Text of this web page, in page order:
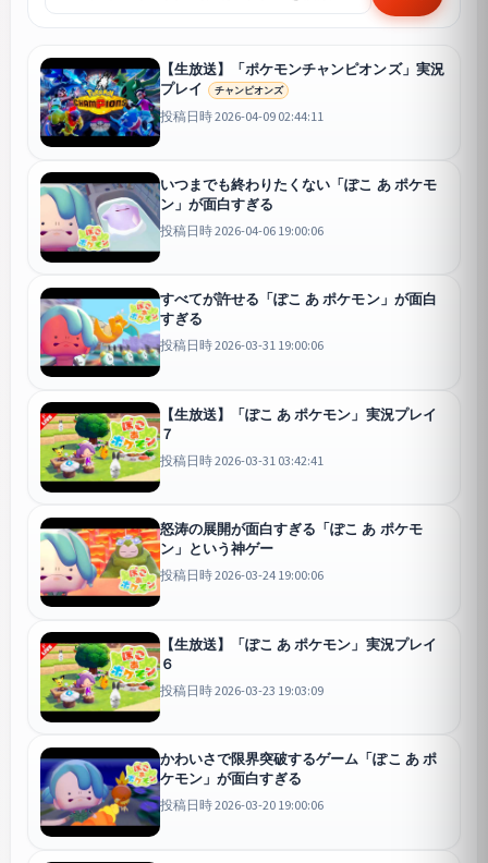
【生放送】「ポケモンチャンピオンズ」実況
プレイ
チャンピオンズ
投稿日時 2026-04-09 02:44:11
いつまでも終わりたくない「ぽこ あ ポケモ
ン」が面白すぎる
投稿日時 2026-04-06 19:00:06
すべてが許せる「ぽこ あ ポケモン」が面白
すぎる
投稿日時 2026-03-31 19:00:06
【生放送】「ぽこ あ ポケモン」実況プレイ
７
投稿日時 2026-03-31 03:42:41
怒涛の展開が面白すぎる「ぽこ あ ポケモ
ン」という神ゲー
投稿日時 2026-03-24 19:00:06
【生放送】「ぽこ あ ポケモン」実況プレイ
６
投稿日時 2026-03-23 19:03:09
かわいさで限界突破するゲーム「ぽこ あ ポ
ケモン」が面白すぎる
投稿日時 2026-03-20 19:00:06